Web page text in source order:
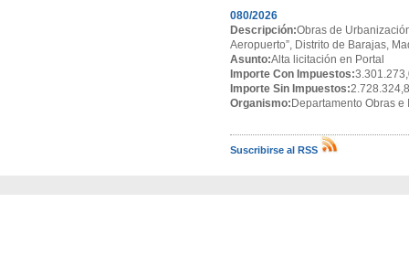
080/2026
Descripción:Obras de
Aeropuerto”, Distrito de Barajas,
Asunto:Alta licitación en Portal
Importe Con Impuestos:
Importe Sin Impuestos:
Organismo: Departamento Obras e
Suscribirse al RSS